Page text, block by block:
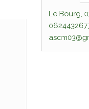
Le Bourg,